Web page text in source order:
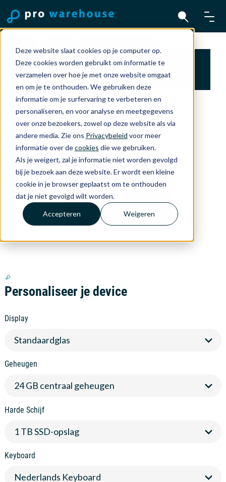
Deze website slaat cookies op je computer op.
Deze cookies worden gebruikt om informatie te
verzamelen over hoe je met onze website omgaat
en om je te onthouden. We gebruiken deze
informatie om je surfervaring te verbeteren en
personaliseren, en voor analyse en meetgegevens
over onze bezoekers, zowel op deze website als via
andere media. Zie ons Privacybeleid voor meer
informatie over decookies die we gebruiken.
Als je weigert, zal je informatie niet worden gevolgd
bij je bezoek aan deze website. Er wordt een kleine
cookie in je browser geplaatst om te onthouden
dat je niet gevolgd wilt worden.
Accepteren Weigeren
16-inch MacBook Pro: Apple M5 Pro chip with
18-core CPU and 20-core GPU, 24GB, 1TB SSD
- Silver
Personaliseer je device
Display
Geheugen
Harde Schijf
Keyboard